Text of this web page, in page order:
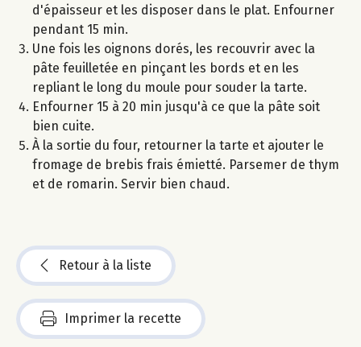
d'épaisseur et les disposer dans le plat. Enfourner
pendant 15 min.
Une fois les oignons dorés, les recouvrir avec la
pâte feuilletée en pinçant les bords et en les
repliant le long du moule pour souder la tarte.
Enfourner 15 à 20 min jusqu'à ce que la pâte soit
bien cuite.
À la sortie du four, retourner la tarte et ajouter le
fromage de brebis frais émietté. Parsemer de thym
et de romarin. Servir bien chaud.
Retour à la liste
Imprimer la recette